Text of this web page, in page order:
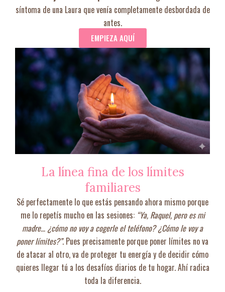
síntoma de una Laura que venía completamente desbordada de
antes.
EMPIEZA AQUÍ
La línea fina de los límites
familiares
Sé perfectamente lo que estás pensando ahora mismo porque
me lo repetís mucho en las sesiones: “Ya, Raquel, pero es mi
madre… ¿cómo no voy a cogerle el teléfono? ¿Cómo le voy a
poner límites?”. Pues precisamente porque poner límites no va
de atacar al otro, va de proteger tu energía y de decidir cómo
quieres llegar tú a los desafíos diarios de tu hogar. Ahí radica
toda la diferencia.